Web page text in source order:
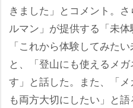
きました」とコメント。
ルマン」が提供する「未
「これから体験してみた
と、「登山にも使えるメ
す」と話した。また、「
も両方大切にしたい」と